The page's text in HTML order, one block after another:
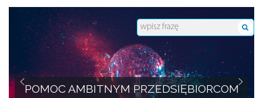
POMOC AMBITNYM PRZEDSIĘBIORCOM